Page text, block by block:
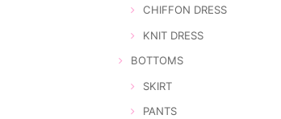
CHIFFON DRESS
KNIT DRESS
BOTTOMS
SKIRT
PANTS